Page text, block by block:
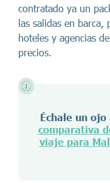
contratado ya un
las salidas en barca,
hoteles y agencias
precios.
Échale un
comparativa
viaje para